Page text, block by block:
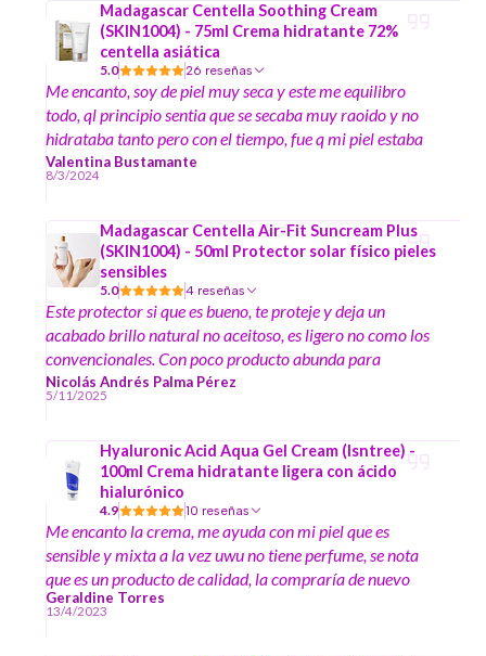
Madagascar Centella Soothing Cream
(SKIN1004) - 75ml Crema hidratante 72%
centella asiática
5.0 26 reseñas
Me encanto, soy de piel muy seca y este me equilibro
todo, ql principio sentia que se secaba muy raoido y no
hidrataba tanto pero con el tiempo, fue q mi piel estaba
deshidratada y por eso la sensacion, al rato q lo ocupe vi
mi piel controlada ilumunada suave y hermosa
Valentina Bustamante
8/3/2024
Madagascar Centella Air-Fit Suncream Plus
(SKIN1004) - 50ml Protector solar físico pieles
sensibles
5.0 4 reseñas
Este protector si que es bueno, te proteje y deja un
acabado brillo natural no aceitoso, es ligero no como los
convencionales. Con poco producto abunda para
bastante área ; El mejor protector que he probado.
Nicolás Andrés Palma Pérez
5/11/2025
Hyaluronic Acid Aqua Gel Cream (Isntree) -
100ml Crema hidratante ligera con ácido
hialurónico
4.9 10 reseñas
Me encanto la crema, me ayuda con mi piel que es
sensible y mixta a la vez uwu no tiene perfume, se nota
que es un producto de calidad, la compraría de nuevo
Geraldine Torres
13/4/2023